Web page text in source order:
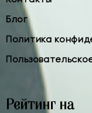
Блог
Политика
Рейтинг на